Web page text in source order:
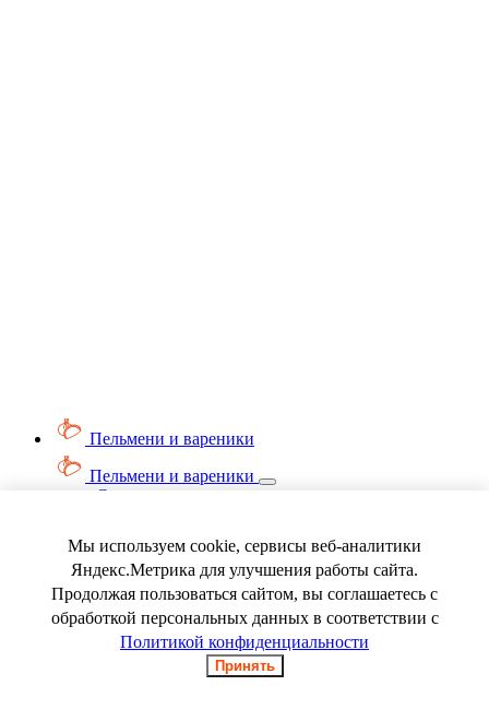
Пельмени и вареники
Пельмени и вареники
Смотреть весь раздел
Ягода замороженная
Мы используем cookie, сервисы веб-аналитики
Яндекс.Метрика для улучшения работы сайта.
Продолжая пользоваться сайтом, вы соглашаетесь с
обработкой персональных данных в соответствии с
Политикой конфиденциальности
Принять